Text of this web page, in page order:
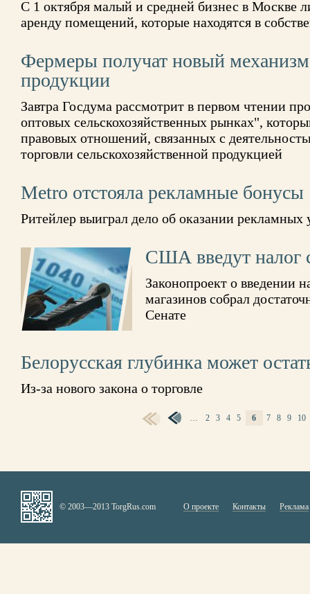
С 1 октября малый и средней бизнес в Москве
аренду помещений, которые находятся в
Фермеры получат новый механизм
продукции
Завтра Госдума рассмотрит в первом чтении
оптовых сельскохозяйственных рынках",
правовых отношений, связанных с
торговли сельскохозяйственной продукцией
Metro отстояла рекламные бонусы
Ритейлер выиграл дело об оказании рекламных
США введут налог
Законопроект о введении
магазинов собрал
Сенате
Белорусская глубинка может
Из-за нового закона о торговле
… 2 3 4 5 6 7 8 9 10
© 2003—2013 TorgRus.com О проекте Контакты Реклама